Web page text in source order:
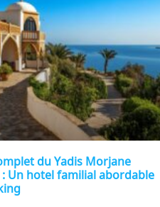
du Yadis Morjane
Un hotel familial abordable